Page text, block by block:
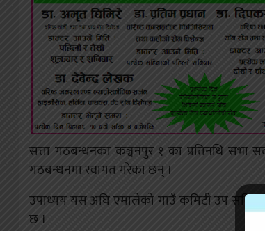
सत्ता गठबन्धनका कञ्चनपुर १ का प्रतिनधि सभा
गठबन्धनमा स्वागत गरेका छन् ।
उपाध्यय यस अघि एमालेको गाउँ कमिटी उप सचिव
छ ।